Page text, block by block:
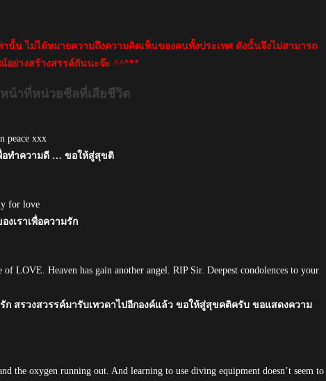
นั้น ไม่ได้หมายความถึงความคิดเห็นของคนทั้งประเทศ ดังนั้นจึงไม่สามารถ
อย่างสร้างสรรค์กันนะจ๊ะ ^^***
น้าที่หน่วยซีลที่เสียชีวิต
peace xxx
อทำความดี … ขอให้สู่สุขติ
for love
งเราเพื่อความรัก
LOVE. Heaven has gain another angel. RIP Sir. Deepest condolences to your
สรวงสวรรค์มารับเทวดาไปอีกองค์แล้ว ขอให้สู่สุขคติครับ ขอแสดงความ
the oxygen running out. And learning to use diving equipment doesn’t seem to